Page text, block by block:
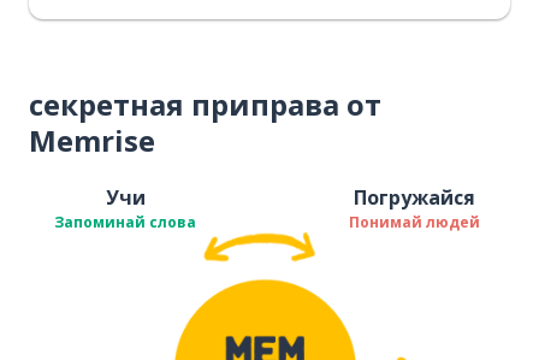
секретная приправа от
Memrise
Учи
Запоминай слова
Погружайся
Понимай людей